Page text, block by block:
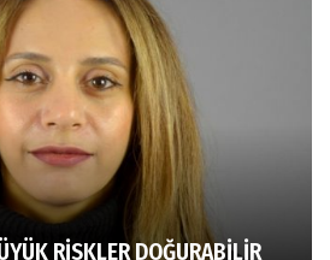
RİSKLER DOĞURABİLİR